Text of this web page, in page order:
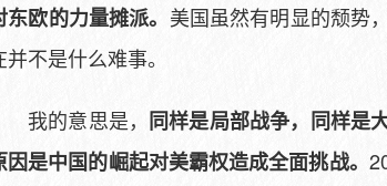
东欧的力量摊派。 美国虽然有明显的颓势
并不是什么难事。
我的意思是， 同样是局部战争，同样是
因是中国的崛起对美霸权造成全面挑战。